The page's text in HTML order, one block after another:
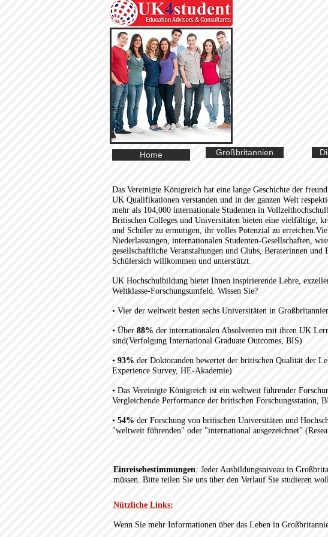
Home Großbritannien
Das Vereinigte Königreich hat eine lange Geschichte der
UK Qualifikationen verstanden und in der ganzen Welt
mehr als 104,000 internationale Studenten in
Britischen Colleges und Universitäten bieten eine vielfältige,
und Schüler zu ermutigen, ihr volles Potenzial zu
Niederlassungen, internationalen Studenten-Gesellschaften,
gesellschaftliche Veranstaltungen und Clubs, Beraterinnen und
Schülersich willkommen und unterstützt.
UK Hochschulbildung bietet Ihnen inspirierende Lehre,
Weltklasse-Forschungsumfeld. Wissen Sie?
• Vier der weltweit besten sechs Universitäten in
• Über 88% der internationalen Absolventen mit ihren UK
sind(Verfolgung International Graduate Outcomes, BIS)
• 93% der Doktoranden bewertet der britischen Qualität der
Experience Survey, HE-Akademie)
• Das Vereinigte Königreich ist ein weltweit führender
Vergleichende Performance der britischen Forschungsstation,
• 54% der Forschung von britischen Universitäten und
"weltweit führenden" oder "international ausgezeichnet"
Einreisebestimmungen: Jeder Ausbildungsniveau in
müssen. Bitte teilen Sie uns über den Verlauf Sie studieren
Nützliche Links:
Wenn Sie mehr Informationen über das Leben in